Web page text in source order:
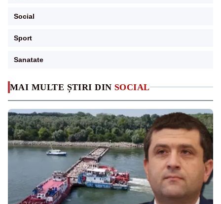
MAI MULTE ȘTIRI DIN SOCIAL
Social
Sport
Sanatate